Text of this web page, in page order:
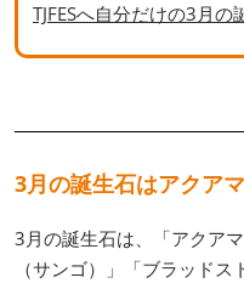
TJFESへ自分だけの3月
3月の誕生石はアクア
3月の誕生石は、「アクア
（サンゴ）」「ブラッド